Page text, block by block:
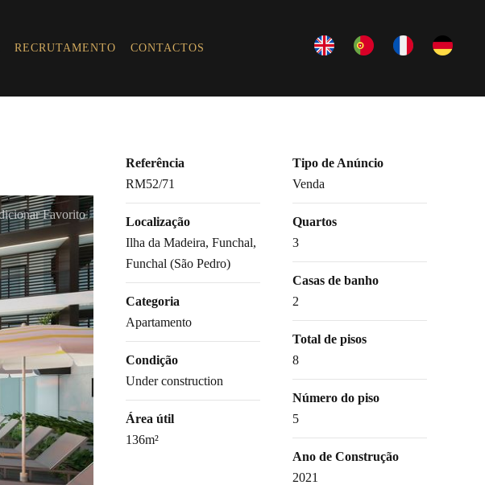
RECRUTAMENTO CONTACTOS
Referência
RM52/71
Localização
Ilha da Madeira, Funchal,
Funchal (São Pedro)
Categoria
Apartamento
Condição
Under construction
Área útil
136m²
Tipo de Anúncio
Venda
Quartos
3
Casas de banho
2
Total de pisos
8
Número do piso
5
Ano de Construção
2021